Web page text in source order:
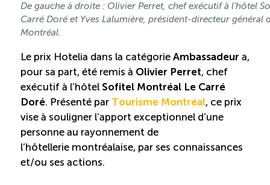
De gauche à droite : Olivier Perret, chef exécutif à l’hôtel
Carré Doré et Yves Lalumière, président-directeur général
Montréal.
Le prix Hotelia dans la catégorie Ambassadeur a,
pour sa part, été remis à Olivier Perret, chef
exécutif à l’hôtel Sofitel Montréal Le Carré
Doré. Présenté par Tourisme Montréal, ce prix
vise à souligner l’apport exceptionnel d’une
personne au rayonnement de
l’hôtellerie montréalaise, par ses connaissances
et/ou ses actions.